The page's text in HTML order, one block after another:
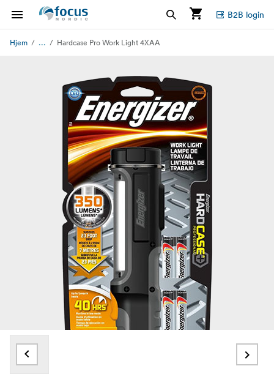
B2B login
Hjem ... Hardcase Pro Work Light 4XAA